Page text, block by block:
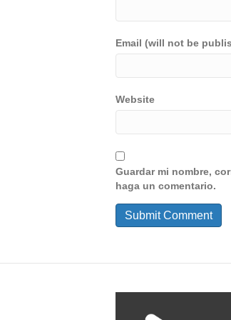
Email (will not be
Website
Guardar mi nombre,
haga un comentario.